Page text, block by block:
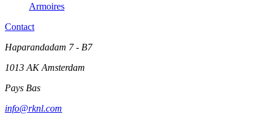
Armoires
Contact
Haparandadam 7 - B7
1013 AK Amsterdam
Pays Bas
info@rknl.com